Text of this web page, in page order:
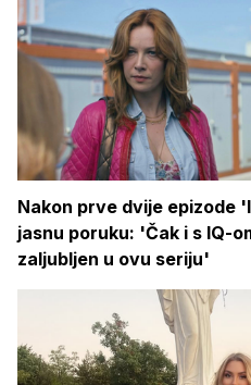
Nakon prve dvije epizode
jasnu poruku: 'Čak i s IQ-
zaljubljen u ovu seriju'